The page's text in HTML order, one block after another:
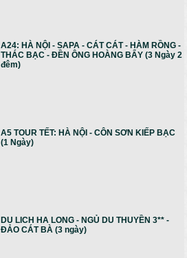
A24: HÀ NỘI - SAPA - CÁT CÁT - HÀM RỒNG -
THÁC BẠC - ĐỀN ÔNG HOÀNG BẨY (3 Ngày 2
đêm)
A5 TOUR TẾT: HÀ NỘI - CÔN SƠN KIẾP BẠC
(1 Ngày)
DU LICH HA LONG - NGỦ DU THUYỀN 3** -
ĐẢO CÁT BÀ (3 ngày)